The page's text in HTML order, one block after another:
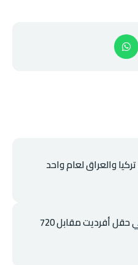
والعراق لعام واحد
شل تبيع حصتها في حقل أفرديت مقابل 720